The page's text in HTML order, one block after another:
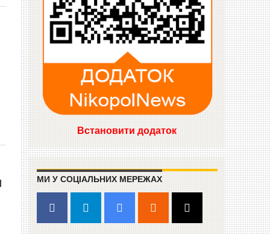
Встановити додаток
МИ У СОЦІАЛЬНИХ МЕРЕЖАХ